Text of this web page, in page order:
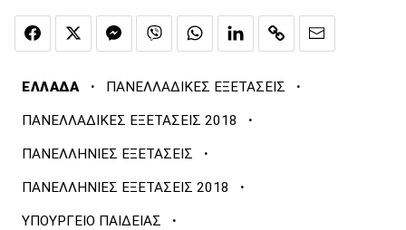
ΕΛΛΑΔΑ · ΠΑΝΕΛΛΑΔΙΚΕΣ ΕΞΕΤΑΣΕΙΣ ·
ΠΑΝΕΛΛΑΔΙΚΕΣ ΕΞΕΤΑΣΕΙΣ 2018 ·
ΠΑΝΕΛΛΗΝΙΕΣ ΕΞΕΤΑΣΕΙΣ ·
ΠΑΝΕΛΛΗΝΙΕΣ ΕΞΕΤΑΣΕΙΣ 2018 ·
ΥΠΟΥΡΓΕΙΟ ΠΑΙΔΕΙΑΣ ·